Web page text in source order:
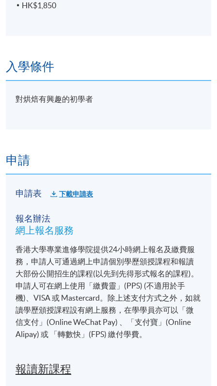
HK$1,850
入學條件
對烘焙有興趣的初學者
申請
申請表 下載申請表
報名辦法
網上報名服務
香港大學專業進修學院提供24小時網上報名及繳費服
務，申請人可通過網上申請個別學歷頒授課程和報讀
大部份公開招生的課程(以先到先得形式報名的課程)。
申請人可在網上使用「繳費靈」(PPS) (不適用於手
機)、VISA 或 Mastercard。除上述支付方式之外，如就
讀學歷頒授課程設有網上服務，在學學員亦可以「微
信支付」(Online WeChat Pay) 、「支付寶」(Online
Alipay) 或 「轉數快」(FPS) 繳付學費。
報讀新課程